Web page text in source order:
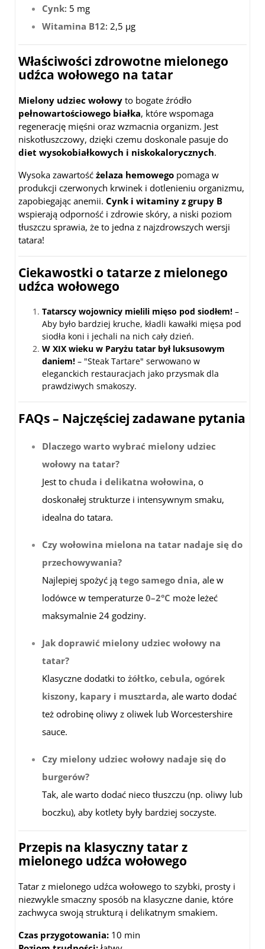
Cynk: 5 mg
Witamina B12: 2,5 µg
Właściwości zdrowotne mielonego
udźca wołowego na tatar
Mielony udziec wołowy to bogate źródło
pełnowartościowego białka, które wspomaga
regenerację mięśni oraz wzmacnia organizm. Jest
niskotłuszczowy, dzięki czemu doskonale pasuje do
diet wysokobiałkowych i niskokalorycznych.
Wysoka zawartość żelaza hemowego pomaga w
produkcji czerwonych krwinek i dotlenieniu organizmu,
zapobiegając anemii. Cynk i witaminy z grupy B
wspierają odporność i zdrowie skóry, a niski poziom
tłuszczu sprawia, że to jedna z najzdrowszych wersji
tatara!
Ciekawostki o tatarze z mielonego
udźca wołowego
Tatarscy wojownicy mielili mięso pod siodłem! –
Aby było bardziej kruche, kładli kawałki mięsa pod
siodła koni i jechali na nich cały dzień.
W XIX wieku w Paryżu tatar był luksusowym
daniem! – "Steak Tartare" serwowano w
eleganckich restauracjach jako przysmak dla
prawdziwych smakoszy.
FAQs – Najczęściej zadawane pytania
Dlaczego warto wybrać mielony udziec
wołowy na tatar?
Jest to chuda i delikatna wołowina, o
doskonałej strukturze i intensywnym smaku,
idealna do tatara.
Czy wołowina mielona na tatar nadaje się do
przechowywania?
Najlepiej spożyć ją tego samego dnia, ale w
lodówce w temperaturze 0–2°C może leżeć
maksymalnie 24 godziny.
Jak doprawić mielony udziec wołowy na
tatar?
Klasyczne dodatki to żółtko, cebula, ogórek
kiszony, kapary i musztarda, ale warto dodać
też odrobinę oliwy z oliwek lub Worcestershire
sauce.
Czy mielony udziec wołowy nadaje się do
burgerów?
Tak, ale warto dodać nieco tłuszczu (np. oliwy lub
boczku), aby kotlety były bardziej soczyste.
Przepis na klasyczny tatar z
mielonego udźca wołowego
Tatar z mielonego udźca wołowego to szybki, prosty i
niezwykle smaczny sposób na klasyczne danie, które
zachwyca swoją strukturą i delikatnym smakiem.
Czas przygotowania: 10 min